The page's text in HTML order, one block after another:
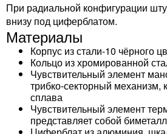
При радиальной конфигурации
внизу под циферблатом.
Материалы
Корпус из стали-10 чёрного
Кольцо из хромированной
Чувствительный элемент
трибко-секторный механизм,
сплава
Чувствительный элемент
представляет собой